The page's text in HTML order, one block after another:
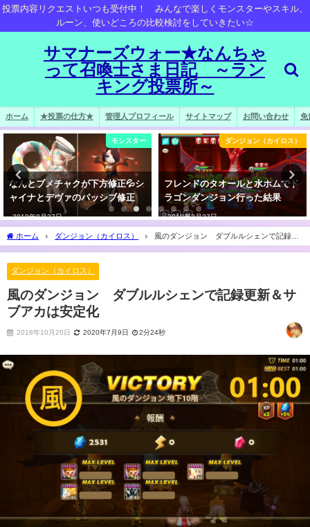
投票内容リクエストいつも受付中！ みんなで楽しくモンスターやスキル、
ルーン、使いどころの比較検討をしていきたい☆
サマナーズウォー★なんちゃ
って召喚士さま日記 ～ラン
キング投票所～
ホーム ★投票の仕方★ 管理人プロフィール サイトマップ お問い合わせ 免
モンスター
なんとブメチャクが下方修正💦シ
ャイナとデヴァのパッシブ修正
2019年8月27日
ダンジョン（カイロス）
フレンドのタオールと水ホムでド
ラゴンダンジョン行った結果
2018年3月27日
ホーム ダンジョン（カイロス）
風のダンジョン ダブルルシェンで記録更
新＆サブアカは安定化
ダンジョン（カイロス）
風のダンジョン ダブルルシェンで記録更新＆サ
ブアカは安定化
2018年10月20日 2020年7月9日 2分24秒